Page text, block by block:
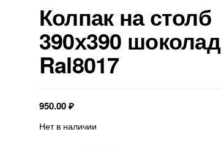
Колпак на столб
390х390 шоколад
Ral8017
950.00₽
Нет в наличии